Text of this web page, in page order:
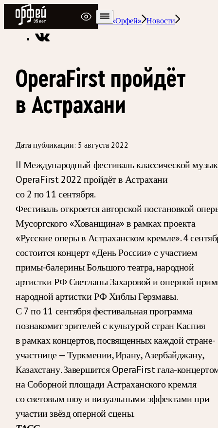
Радио Орфей
Радио классической музыки «Орфей» Новости
OperaFirst пройдёт
в Астрахани
Дата публикации: 5 августа 2022
II Международный фестиваль классической
OperaFirst 2022 пройдёт в Астрахани
со 2 по 11 сентября.
Фестиваль откроется авторской постановкой
Мусоргского «Хованщина» в рамках проекта
«Русские оперы в Астраханском кремле». 4
состоится концерт «День России» с участием
примы-балерины Большого театра, народной
артистки РФ Светланы Захаровой и оперной
народной артистки РФ Хиблы Герзмавы.
С 7 по 11 сентября фестивальная программа
познакомит зрителей с культурой стран Каспия
в рамках концертов, посвященных каждой стране-
участнице — Туркмении, Ирану, Азербайджану,
Казахстану. Завершится OperaFirst гала-
на Соборной площади Астраханского кремля
со световым шоу и визуальными эффектами при
участии звёзд оперной сцены.